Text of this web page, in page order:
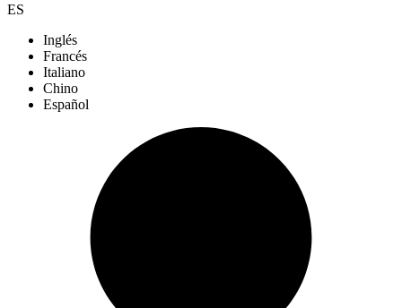
ES
Inglés
Francés
Italiano
Chino
Español